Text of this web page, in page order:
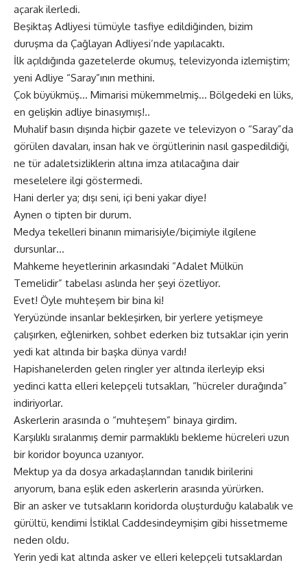
açarak ilerledi.
Beşiktaş Adliyesi tümüyle tasfiye edildiğinden, bizim
duruşma da Çağlayan Adliyesi’nde yapılacaktı.
İlk açıldığında gazetelerde okumuş, televizyonda izlemiştim;
yeni Adliye “Saray”ının methini.
Çok büyükmüş… Mimarisi mükemmelmiş… Bölgedeki en lüks,
en gelişkin adliye binasıymış!..
Muhalif basın dışında hiçbir gazete ve televizyon o “Saray”da
görülen davaları, insan hak ve örgütlerinin nasıl gaspedildiği,
ne tür adaletsizliklerin altına imza atılacağına dair
meselelere ilgi göstermedi.
Hani derler ya; dışı seni, içi beni yakar diye!
Aynen o tipten bir durum.
Medya tekelleri binanın mimarisiyle/biçimiyle ilgilene
dursunlar…
Mahkeme heyetlerinin arkasındaki “Adalet Mülkün
Temelidir” tabelası aslında her şeyi özetliyor.
Evet! Öyle muhteşem bir bina ki!
Yeryüzünde insanlar bekleşirken, bir yerlere yetişmeye
çalışırken, eğlenirken, sohbet ederken biz tutsaklar için yerin
yedi kat altında bir başka dünya vardı!
Hapishanelerden gelen ringler yer altında ilerleyip eksi
yedinci katta elleri kelepçeli tutsakları, “hücreler durağında”
indiriyorlar.
Askerlerin arasında o “muhteşem” binaya girdim.
Karşılıklı sıralanmış demir parmaklıklı bekleme hücreleri uzun
bir koridor boyunca uzanıyor.
Mektup ya da dosya arkadaşlarından tanıdık birilerini
arıyorum, bana eşlik eden askerlerin arasında yürürken.
Bir an asker ve tutsakların koridorda oluşturduğu kalabalık ve
gürültü, kendimi İstiklal Caddesindeymişim gibi hissetmeme
neden oldu.
Yerin yedi kat altında asker ve elleri kelepçeli tutsaklardan